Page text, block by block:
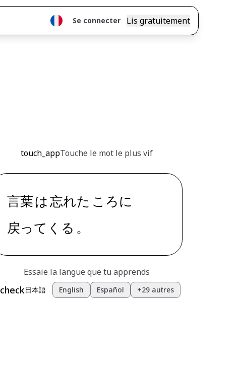
Se connecter Lis gratuitement
touch_appTouche le mot le plus vif
言葉は忘れた ころに
戻ってくる 。
Essaie la langue que tu apprends
check日本語 English Español +29 autres